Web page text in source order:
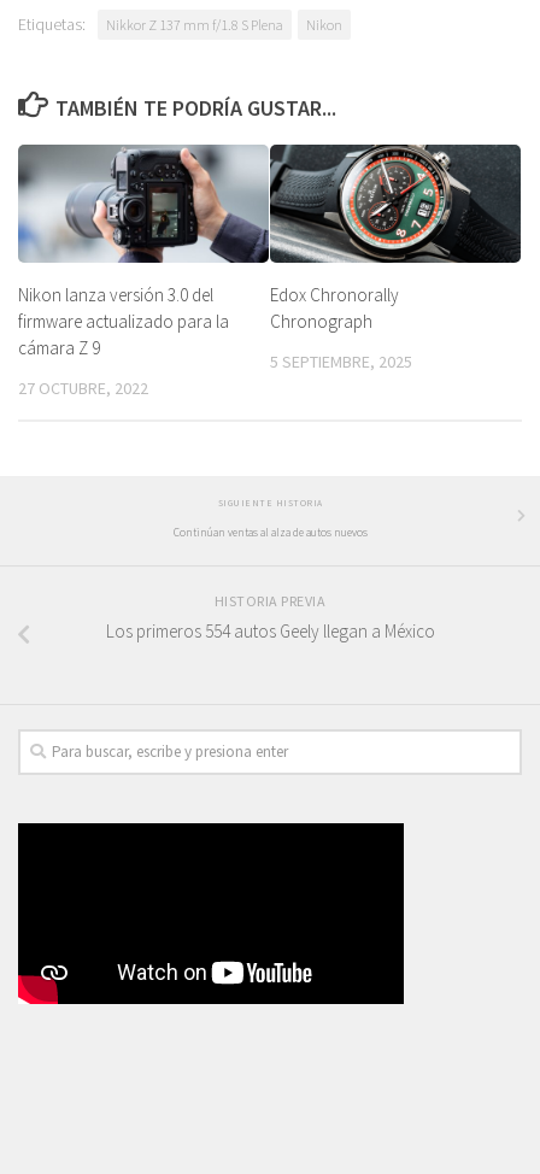
Etiquetas: Nikkor Z 137 mm f/1.8 S Plena Nikon
TAMBIÉN TE PODRÍA GUSTAR...
Nikon lanza versión 3.0 del
firmware actualizado para la
cámara Z 9
27 OCTUBRE, 2022
Edox Chronorally
Chronograph
5 SEPTIEMBRE, 2025
SIGUIENTE HISTORIA
Continúan ventas al alza de autos nuevos
HISTORIA PREVIA
Los primeros 554 autos Geely llegan a México